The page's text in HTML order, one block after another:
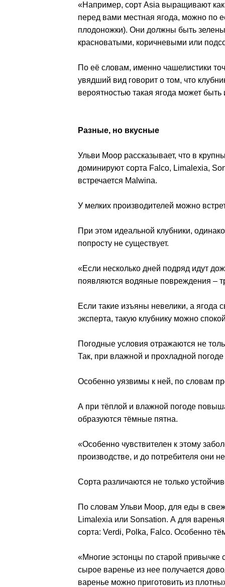
«Например, сорт Asia выращивают как
перед вами местная ягода, можно по
плодоножки). Они должны быть
красноватыми, коричневыми или
По её словам, именно чашелистики
увядший вид говорит о том, что
вероятностью такая ягода может быть
Разные, но вкусные
Ульви Моор рассказывает, что в
доминируют сорта Falco, Limalexia,
встречается Malwina.
У мелких производителей можно
При этом идеальной клубники,
попросту не существует.
«Если несколько дней подряд идут
появляются водяные повреждения –
Если такие изъяны невелики, а ягода
эксперта, такую клубнику можно
Погодные условия отражаются не
Так, при влажной и прохладной погоде
Особенно уязвимы к ней, по словам
А при тёплой и влажной погоде
образуются тёмные пятна.
«Особенно чувствителен к этому
производстве, и до потребителя они
Сорта различаются не только
По словам Ульви Моор, для еды в
Limalexia или Sonsation. А для
сорта: Verdi, Polka, Falco. Особенно
«Многие эстонцы по старой привычке
сырое варенье из нее получается
варенье можно приготовить из